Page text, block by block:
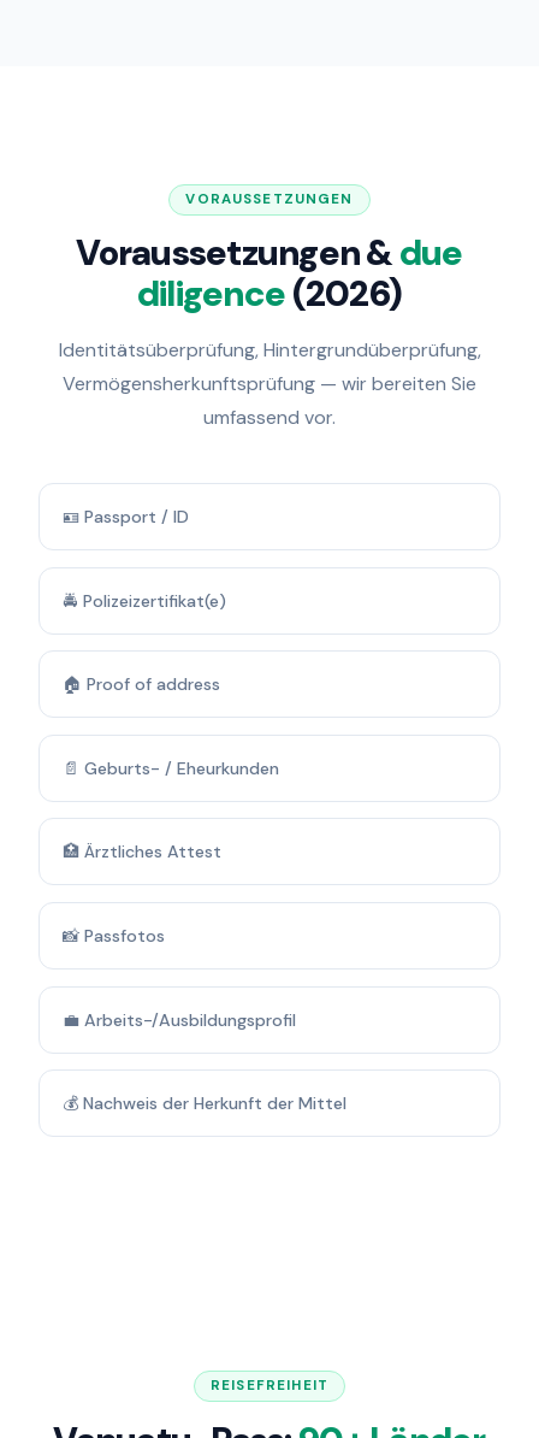
VORAUSSETZUNGEN
Voraussetzungen &due
diligence(2026)
Identitätsüberprüfung, Hintergrundüberprüfung,
Vermögensherkunftsprüfung — wir bereiten Sie
umfassend vor.
🪪 Passport / ID
🚔 Polizeizertifikat(e)
🏠 Proof of address
📄 Geburts- / Eheurkunden
🏥 Ärztliches Attest
📸 Passfotos
💼 Arbeits-/Ausbildungsprofil
💰 Nachweis der Herkunft der Mittel
REISEFREIHEIT